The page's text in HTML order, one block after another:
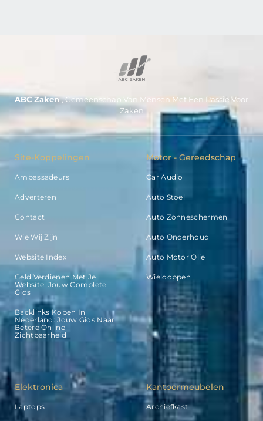
ABC Zaken, Gemeenschap Van Mensen Met Een Passie Voor
Zaken
Site-Koppelingen
Ambassadeurs
Adverteren
Contact
Wie Wij Zijn
Website Index
Geld Verdienen Met Je
Website: Jouw Complete
Gids
Backlinks Kopen In
Nederland: Jouw Gids Naar
Betere Online
Zichtbaarheid
Motor - Gereedschap
Car Audio
Auto Stoel
Auto Zonneschermen
Auto Onderhoud
Auto Motor Olie
Wieldoppen
Elektronica
Laptops
Kantoormeubelen
Archiefkast